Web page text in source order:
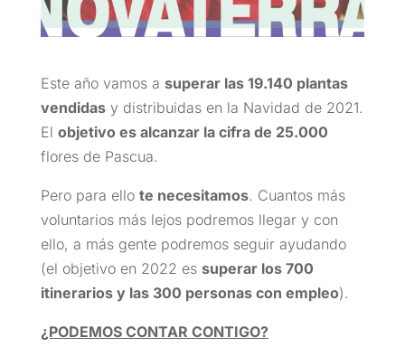
Este año vamos a superar las 19.140 plantas
vendidasy distribuidas en la Navidad de 2021.
El objetivo es alcanzar la cifra de 25.000
flores de Pascua.
Pero para ello te necesitamos. Cuantos más
voluntarios más lejos podremos llegar y con
ello, a más gente podremos seguir ayudando
(el objetivo en 2022 es superar los 700
itinerarios y las 300 personas con empleo).
¿PODEMOS CONTAR CONTIGO?